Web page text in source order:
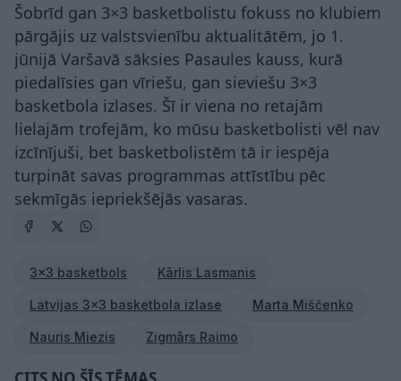
Šobrīd gan 3×3 basketbolistu fokuss no klubiem
pārgājis uz valstsvienību aktualitātēm, jo 1.
jūnijā Varšavā sāksies Pasaules kauss, kurā
piedalīsies gan vīriešu, gan sieviešu 3×3
basketbola izlases. Šī ir viena no retajām
lielajām trofejām, ko mūsu basketbolisti vēl nav
izcīnījuši, bet basketbolistēm tā ir iespēja
turpināt savas programmas attīstību pēc
sekmīgās iepriekšējās vasaras.
3x3 basketbols Kārlis Lasmanis
Latvijas 3x3 basketbola izlase Marta Miščenko
Nauris Miezis Zigmārs Raimo